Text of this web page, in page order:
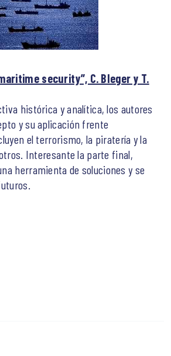
security”, C. Bleger y T.
histórica y analítica, los autores
y su aplicación frente
el terrorismo, la piratería y la
Interesante la parte final,
herramienta de soluciones y se